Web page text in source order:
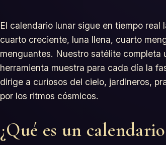
El calendario lunar sigue en tiempo
cuarto creciente, luna llena, cuarto
menguantes. Nuestro satélite
herramienta muestra para cada día la
dirige a curiosos del cielo, jardineros,
por los ritmos cósmicos.
¿Qué es un